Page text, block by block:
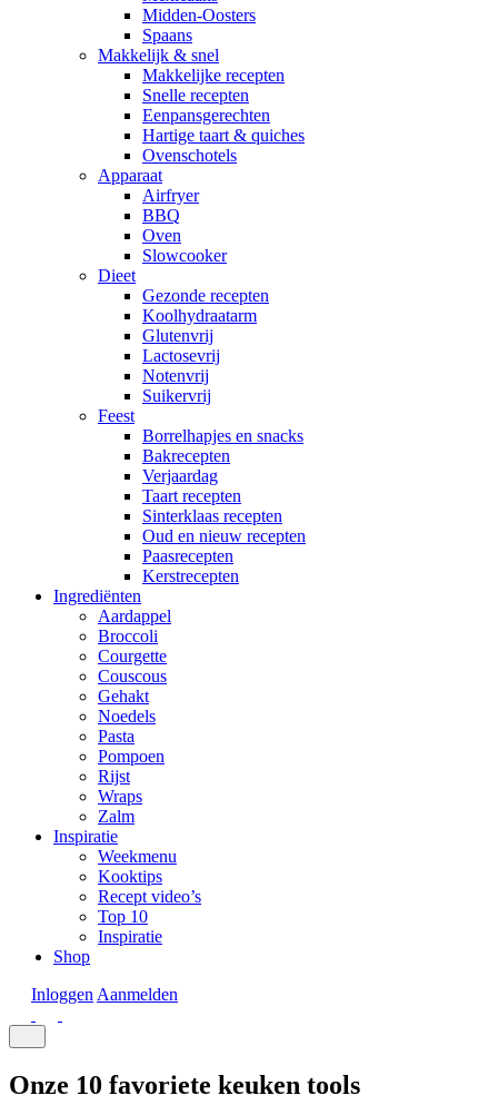
Midden-Oosters
Spaans
Makkelijk & snel
Makkelijke recepten
Snelle recepten
Eenpansgerechten
Hartige taart & quiches
Ovenschotels
Apparaat
Airfryer
BBQ
Oven
Slowcooker
Dieet
Gezonde recepten
Koolhydraatarm
Glutenvrij
Lactosevrij
Notenvrij
Suikervrij
Feest
Borrelhapjes en snacks
Bakrecepten
Verjaardag
Taart recepten
Sinterklaas recepten
Oud en nieuw recepten
Paasrecepten
Kerstrecepten
Ingrediënten
Aardappel
Broccoli
Courgette
Couscous
Gehakt
Noedels
Pasta
Pompoen
Rijst
Wraps
Zalm
Inspiratie
Weekmenu
Kooktips
Recept video’s
Top 10
Inspiratie
Shop
Inloggen Aanmelden
Onze 10 favoriete keuken tools